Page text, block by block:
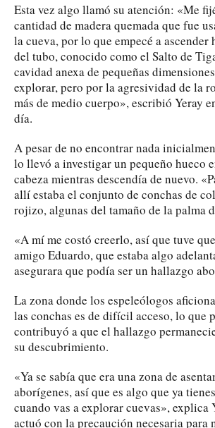
Esta vez algo llamó su atención: «Me
cantidad de madera quemada que fue
la cueva, por lo que empecé a
del tubo, conocido como el Salto de
cavidad anexa de pequeñas
explorar, pero por la agresividad de la
más de medio cuerpo», escribió Yeray
día.
A pesar de no encontrar nada
lo llevó a investigar un pequeño hueco
cabeza mientras descendía de nuevo.
allí estaba el conjunto de conchas de
rojizo, algunas del tamaño de la palma
«A mí me costó creerlo, así que tuve
amigo Eduardo, que estaba algo
asegurara que podía ser un hallazgo
La zona donde los espeleólogos
las conchas es de difícil acceso, lo que
contribuyó a que el hallazgo
su descubrimiento.
«Ya se sabía que era una zona de
aborígenes, así que es algo que ya
cuando vas a explorar cuevas», explica
actuó con la precaución necesaria para